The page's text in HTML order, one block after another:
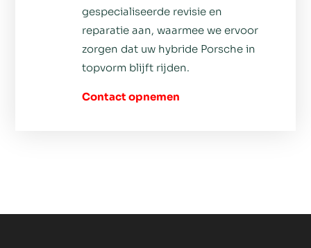
gespecialiseerde revisie en
reparatie aan, waarmee we ervoor
zorgen dat uw hybride Porsche in
topvorm blijft rijden.
Contact opnemen